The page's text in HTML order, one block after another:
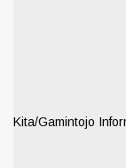
Kita/Gamintojo